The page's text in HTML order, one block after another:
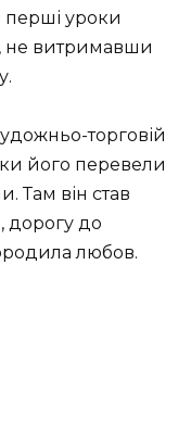
перші уроки
не витримавши
торговій
його перевели
Там він став
дорогу до
любов.